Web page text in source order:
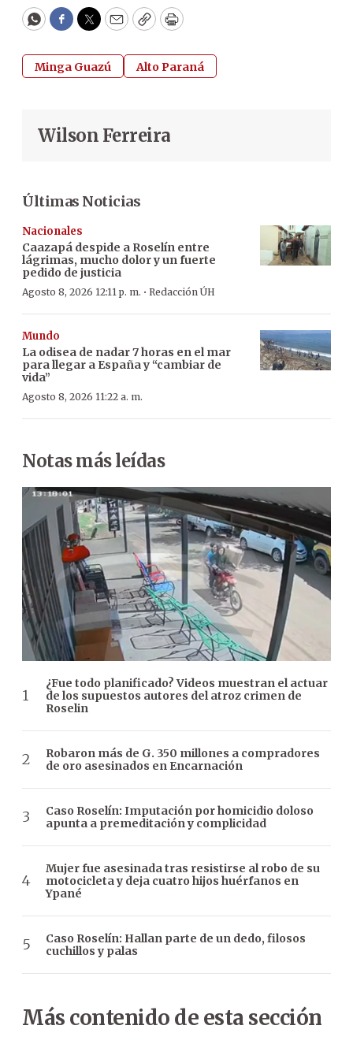
WhatsApp
Facebook
Twitter
EmailCopyPrint
Minga Guazú Alto Paraná
Wilson Ferreira
Últimas Noticias
Nacionales
Caazapá despide a Roselín entre
lágrimas, mucho dolor y un fuerte
pedido de justicia
Agosto 8, 2026 12:11 p. m. · Redacción ÚH
Mundo
La odisea de nadar 7 horas en el mar
para llegar a España y “cambiar de
vida”
Agosto 8, 2026 11:22 a. m.
Notas más leídas
¿Fue todo planificado? Videos muestran el actuar
de los supuestos autores del atroz crimen de
Roselin
Robaron más de G. 350 millones a compradores
de oro asesinados en Encarnación
Caso Roselín: Imputación por homicidio doloso
apunta a premeditación y complicidad
Mujer fue asesinada tras resistirse al robo de su
motocicleta y deja cuatro hijos huérfanos en
Ypané
Caso Roselín: Hallan parte de un dedo, filosos
cuchillos y palas
Más contenido de esta sección